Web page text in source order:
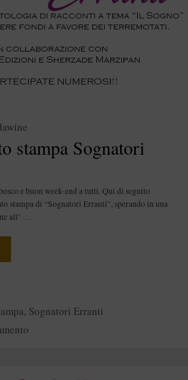
stampa Sognatori
e buon week-end a tutti. Qui di seguito
stampa di “Sognatori Erranti”, sperando in una
all’ …
, Sognatori Erranti